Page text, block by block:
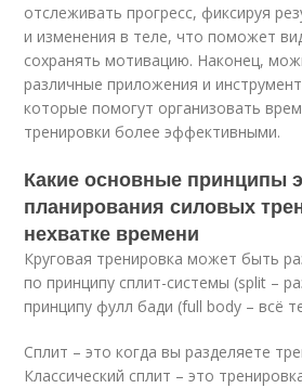
отслеживать прогресс, фиксируя
и изменения в теле, что поможет
сохранять мотивацию. Наконец,
различные приложения и
которые помогут организовать
тренировки более эффективными.
Какие основные принципы
планирования силовых
нехватке времени
Круговая тренировка может быть
по принципу сплит-системы (split –
принципу фулл бади (full body – всё
Сплит – это когда вы разделяете
Классический сплит – это